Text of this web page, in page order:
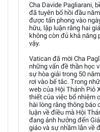
Cha Davide Pagliarani,
đã tuyên bố hồi đầu
được tấn phong vào
hữu, lập luận rằng hai
không còn đủ khả năng
vậy.
Vatican đã mời Cha
những vấn đề thần học
sự hòa giải trong 50
rơi vào bế tắc. Trong
web của Hội Thánh Piô
thiết của việc bổ nhiệm
hài lòng rằng thông báo
luận về điều mà Hội
đang ảnh hưởng đến
giáo và sự nhầm lẫn về